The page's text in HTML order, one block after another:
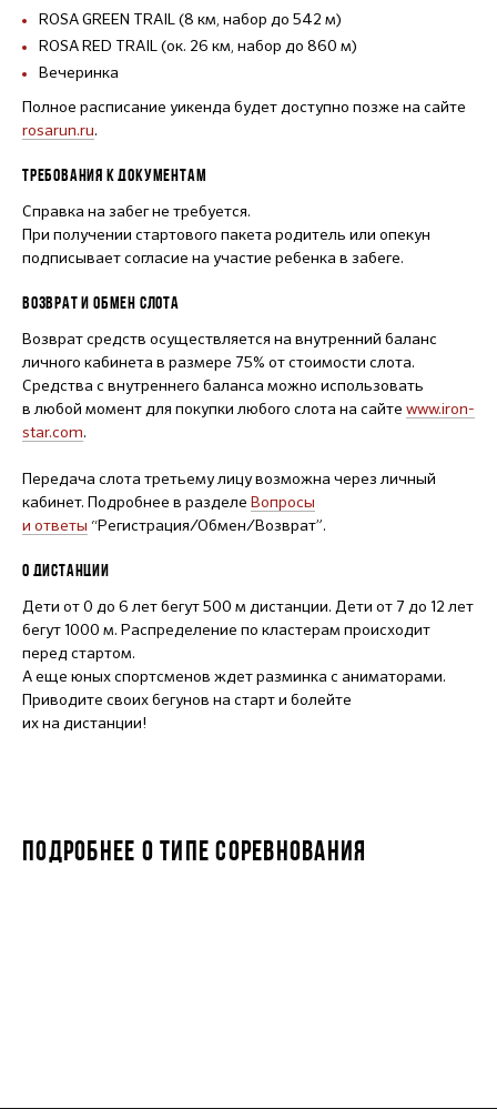
ROSA GREEN TRAIL (8 км, набор до 542 м)
ROSA RED TRAIL (ок. 26 км, набор до 860 м)
Вечеринка
Полное расписание уикенда будет доступно позже на сайте
rosarun.ru.
ТРЕБОВАНИЯ К ДОКУМЕНТАМ
Справка на забег не требуется.
При получении стартового пакета родитель или опекун
подписывает согласие на участие ребенка в забеге.
ВОЗВРАТ И ОБМЕН СЛОТА
Возврат средств осуществляется на внутренний баланс
личного кабинета в размере 75% от стоимости слота.
Средства с внутреннего баланса можно использовать
в любой момент для покупки любого слота на сайте www.iron-
star.com.
Передача слота третьему лицу возможна через личный
кабинет. Подробнее в разделе Вопросы
и ответы “Регистрация/Обмен/Возврат”.
О ДИСТАНЦИИ
Дети от 0 до 6 лет бегут 500 м дистанции. Дети от 7 до 12 лет
бегут 1000 м. Распределение по кластерам происходит
перед стартом.
А еще юных спортсменов ждет разминка с аниматорами.
Приводите своих бегунов на старт и болейте
их на дистанции!
ПОДРОБНЕЕ О ТИПЕ СОРЕВНОВАНИЯ